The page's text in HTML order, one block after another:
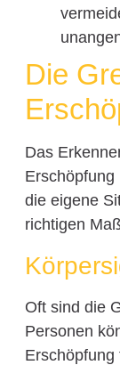
Die
Das
Erschöpfung
die eigene
richtigen
Oft sind die
Personen